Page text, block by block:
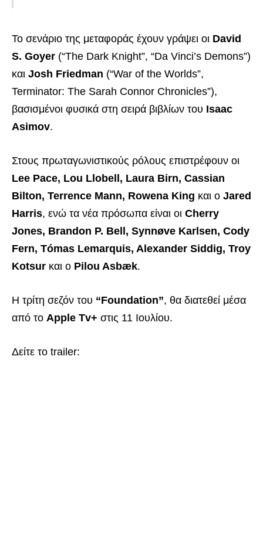
Το σενάριο της μεταφοράς έχουν γράψει οι David
S. Goyer (“The Dark Knight”, “Da Vinci’s Demons”)
και Josh Friedman (“War of the Worlds”,
Terminator: The Sarah Connor Chronicles”),
βασισμένοι φυσικά στη σειρά βιβλίων του Isaac
Asimov.
Στους πρωταγωνιστικούς ρόλους επιστρέφουν οι
Lee Pace, Lou Llobell, Laura Birn, Cassian
Bilton, Terrence Mann, Rowena King και ο Jared
Harris, ενώ τα νέα πρόσωπα είναι οι Cherry
Jones, Brandon P. Bell, Synnøve Karlsen, Cody
Fern, Tómas Lemarquis, Alexander Siddig, Troy
Kotsur και ο Pilou Asbæk.
Η τρίτη σεζόν του “Foundation”, θα διατεθεί μέσα
από το Apple Tv+ στις 11 Ιουλίου.
Δείτε το trailer: